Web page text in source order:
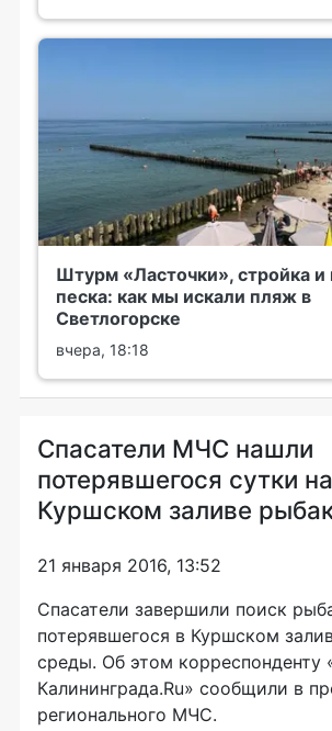
Штурм «Ласточки», стройка и
песка: как мы искали пляж в
Светлогорске
вчера, 18:18
Спасатели МЧС нашли
потерявшегося сутки
Куршском заливе
21 января 2016, 13:52
Спасатели завершили поиск
потерявшегося в Куршском
среды. Об этом корреспонденту
Калининграда.Ru» сообщили в
регионального МЧС.